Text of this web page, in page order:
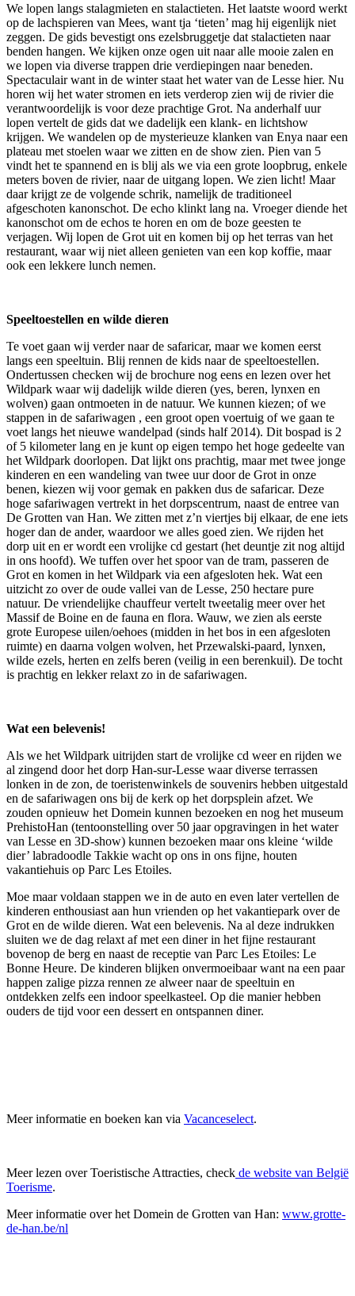
We lopen langs stalagmieten en stalactieten. Het laatste woord werkt
op de lachspieren van Mees, want tja ‘tieten’ mag hij eigenlijk niet
zeggen. De gids bevestigt ons ezelsbruggetje dat stalactieten naar
benden hangen. We kijken onze ogen uit naar alle mooie zalen en
we lopen via diverse trappen drie verdiepingen naar beneden.
Spectaculair want in de winter staat het water van de Lesse hier. Nu
horen wij het water stromen en iets verderop zien wij de rivier die
verantwoordelijk is voor deze prachtige Grot. Na anderhalf uur
lopen vertelt de gids dat we dadelijk een klank- en lichtshow
krijgen. We wandelen op de mysterieuze klanken van Enya naar een
plateau met stoelen waar we zitten en de show zien. Pien van 5
vindt het te spannend en is blij als we via een grote loopbrug, enkele
meters boven de rivier, naar de uitgang lopen. We zien licht! Maar
daar krijgt ze de volgende schrik, namelijk de traditioneel
afgeschoten kanonschot. De echo klinkt lang na. Vroeger diende het
kanonschot om de echos te horen en om de boze geesten te
verjagen. Wij lopen de Grot uit en komen bij op het terras van het
restaurant, waar wij niet alleen genieten van een kop koffie, maar
ook een lekkere lunch nemen.
Speeltoestellen en wilde dieren
Te voet gaan wij verder naar de safaricar, maar we komen eerst
langs een speeltuin. Blij rennen de kids naar de speeltoestellen.
Ondertussen checken wij de brochure nog eens en lezen over het
Wildpark waar wij dadelijk wilde dieren (yes, beren, lynxen en
wolven) gaan ontmoeten in de natuur. We kunnen kiezen; of we
stappen in de safariwagen , een groot open voertuig of we gaan te
voet langs het nieuwe wandelpad (sinds half 2014). Dit bospad is 2
of 5 kilometer lang en je kunt op eigen tempo het hoge gedeelte van
het Wildpark doorlopen. Dat lijkt ons prachtig, maar met twee jonge
kinderen en een wandeling van twee uur door de Grot in onze
benen, kiezen wij voor gemak en pakken dus de safaricar. Deze
hoge safariwagen vertrekt in het dorpscentrum, naast de entree van
De Grotten van Han. We zitten met z’n viertjes bij elkaar, de ene iets
hoger dan de ander, waardoor we alles goed zien. We rijden het
dorp uit en er wordt een vrolijke cd gestart (het deuntje zit nog altijd
in ons hoofd). We tuffen over het spoor van de tram, passeren de
Grot en komen in het Wildpark via een afgesloten hek. Wat een
uitzicht zo over de oude vallei van de Lesse, 250 hectare pure
natuur. De vriendelijke chauffeur vertelt tweetalig meer over het
Massif de Boine en de fauna en flora. Wauw, we zien als eerste
grote Europese uilen/oehoes (midden in het bos in een afgesloten
ruimte) en daarna volgen wolven, het Przewalski-paard, lynxen,
wilde ezels, herten en zelfs beren (veilig in een berenkuil). De tocht
is prachtig en lekker relaxt zo in de safariwagen.
Wat een belevenis!
Als we het Wildpark uitrijden start de vrolijke cd weer en rijden we
al zingend door het dorp Han-sur-Lesse waar diverse terrassen
lonken in de zon, de toeristenwinkels de souvenirs hebben uitgestald
en de safariwagen ons bij de kerk op het dorpsplein afzet. We
zouden opnieuw het Domein kunnen bezoeken en nog het museum
PrehistoHan (tentoonstelling over 50 jaar opgravingen in het water
van Lesse en 3D-show) kunnen bezoeken maar ons kleine ‘wilde
dier’ labradoodle Takkie wacht op ons in ons fijne, houten
vakantiehuis op Parc Les Etoiles.
Moe maar voldaan stappen we in de auto en even later vertellen de
kinderen enthousiast aan hun vrienden op het vakantiepark over de
Grot en de wilde dieren. Wat een belevenis. Na al deze indrukken
sluiten we de dag relaxt af met een diner in het fijne restaurant
bovenop de berg en naast de receptie van Parc Les Etoiles: Le
Bonne Heure. De kinderen blijken onvermoeibaar want na een paar
happen zalige pizza rennen ze alweer naar de speeltuin en
ontdekken zelfs een indoor speelkasteel. Op die manier hebben
ouders de tijd voor een dessert en ontspannen diner.
Meer informatie en boeken kan via Vacanceselect.
Meer lezen over Toeristische Attracties, check de website van België
Toerisme.
Meer informatie over het Domein de Grotten van Han: www.grotte-
de-han.be/nl